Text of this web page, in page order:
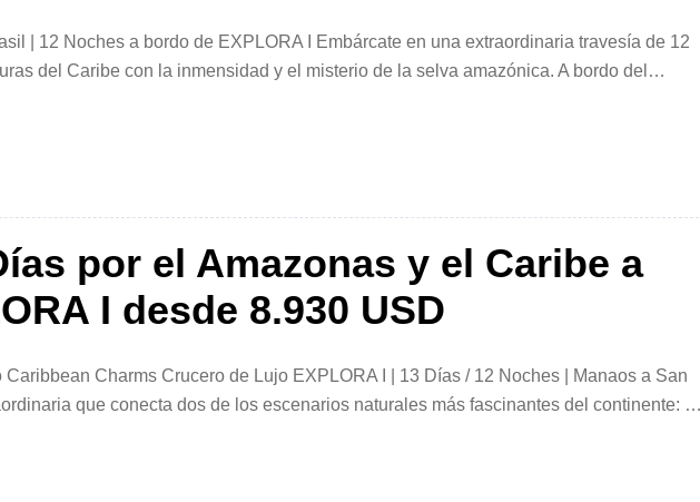
| 12 Noches a bordo de EXPLORA I Embárcate en una extraordinaria travesía de 12
del Caribe con la inmensidad y el misterio de la selva amazónica. A bordo del
de lujo donde cada destino revela […]
por el Amazonas y el Caribe a
I desde 8.930 USD
Charms Crucero de Lujo EXPLORA I | 13 Días / 12 Noches | Manaos a San
que conecta dos de los escenarios naturales más fascinantes del continente: la
aguas turquesas del Caribe. A bordo del […]